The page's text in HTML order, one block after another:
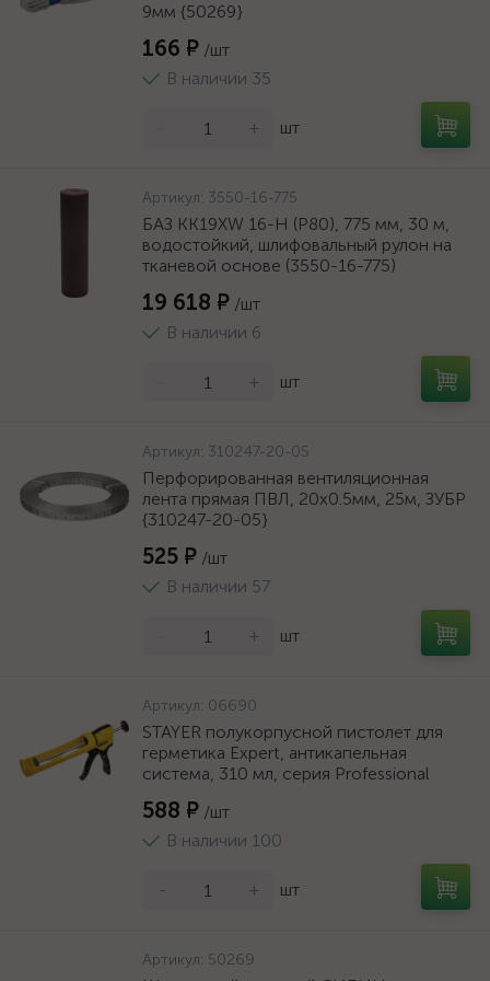
9мм {50269}
166 ₽ /шт
В наличии 35
+ шт
Артикул: 3550-16-775
БАЗ KK19XW 16-H (Р80), 775 мм, 30 м,
водостойкий, шлифовальный рулон на
тканевой основе (3550-16-775)
19 618 ₽ /шт
В наличии 6
+ шт
Артикул: 310247-20-05
Перфорированная вентиляционная
лента прямая ПВЛ, 20х0.5мм, 25м, ЗУБР
{310247-20-05}
525 ₽ /шт
В наличии 57
+ шт
Артикул: 06690
STAYER полукорпусной пистолет для
герметика Expert, антикапельная
система, 310 мл, серия Professional
588 ₽ /шт
В наличии 100
- + шт
Артикул: 50269